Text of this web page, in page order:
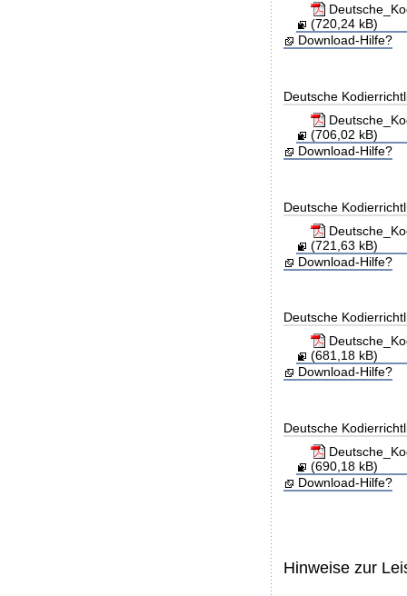
(720,24 kB)
Download-Hilfe?
Deutsche
(706,02 kB)
Download-Hilfe?
Deutsche
(721,63 kB)
Download-Hilfe?
Deutsche
(681,18 kB)
Download-Hilfe?
Deutsche
(690,18 kB)
Download-Hilfe?
Hinweise zur